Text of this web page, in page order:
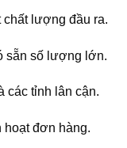
lượng đầu ra.
sẵn số lượng lớn.
các tỉnh lân cận.
đơn hàng.